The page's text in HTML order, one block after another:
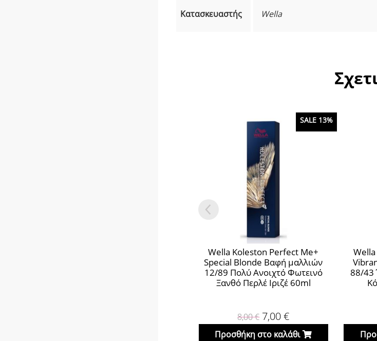
Κατασκευαστής Wella
SALE 13%
Wella Koleston Perfect Me+
Special Blonde Βαφή μαλλιών
12/89 Πολύ Ανοιχτό Φωτεινό
Ξανθό Περλέ Ιριζέ 60ml
8,00€ 7,00€
Προσθήκη στο καλάθι
88/43